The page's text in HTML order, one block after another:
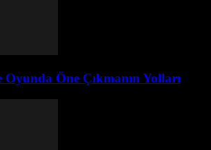
Oyunda Öne Çıkmanın Yolları